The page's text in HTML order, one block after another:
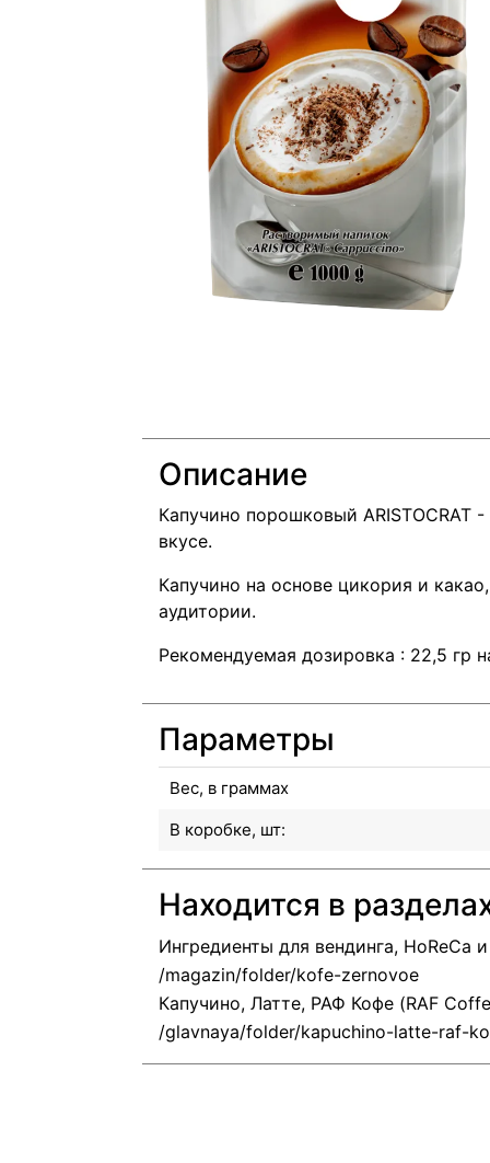
Описание
Капучино порошковый
вкусе.
Капучино на основе цикория и
аудитории.
Рекомендуемая дозировка : 22,5 гр
Параметры
Вес, в граммах
В коробке, шт:
Находится в
Ингредиенты для вендинга, HoReCa
Капучино, Латте, РАФ Кофе (RAF